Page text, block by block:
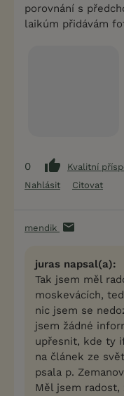
porovnání s
laikúm přidávám
0
Kvalitní
Nahlásit
Citovat
mendik
juras napsal(a):
Tak jsem měl
moskevácích,
nic jsem se
jsem žádné
upřesnit, kde ty
na článek ze
psala p.
Měl jsem radost,